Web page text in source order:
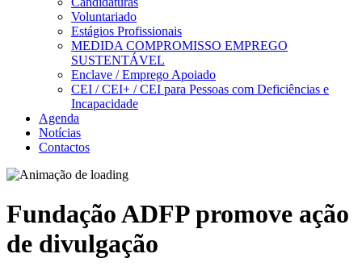
Voluntariado
Estágios Profissionais
MEDIDA COMPROMISSO EMPREGO
SUSTENTÁVEL
Enclave / Emprego Apoiado
CEI / CEI+ / CEI para Pessoas com Deficiências e
Incapacidade
Agenda
Notícias
Contactos
Fundação ADFP promove ação
de divulgação